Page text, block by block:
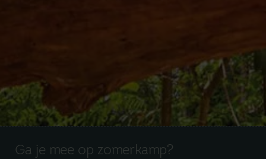
Ga je mee op zomerkamp?